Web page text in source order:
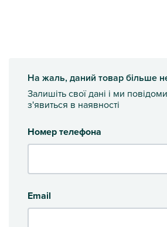
На жаль, даний товар більше
Залишіть свої дані і ми
з'явиться в наявності
Номер телефона
Email